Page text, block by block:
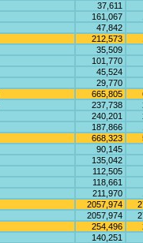
37,611
161,067
47,842
212,573
35,509
101,770
45,524
29,770
665,805
237,738
240,201
187,866
668,323
90,145
135,042
112,505
118,661
211,970
2057,974
2057,974
254,496
140,251